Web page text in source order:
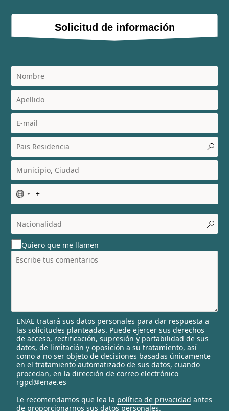
Solicitud de información
N
o
c
o
u
n
t
l
e
c
t
e
d
Quiero que me llamen
ENAE tratará sus datos personales para dar respuesta a
las solicitudes planteadas. Puede ejercer sus derechos
de acceso, rectificación, supresión y portabilidad de sus
datos, de limitación y oposición a su tratamiento, así
como a no ser objeto de decisiones basadas únicamente
en el tratamiento automatizado de sus datos, cuando
procedan, en la dirección de correo electrónico
rgpd@enae.es
Le recomendamos que lea la política de privacidad antes
de proporcionarnos sus datos personales.